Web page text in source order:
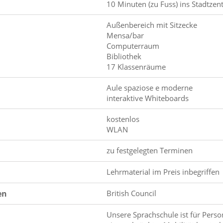
10 Minuten (zu Fuss) ins
Außenbereich mit Sitzecke
Mensa/bar
Computerraum
Bibliothek
17 Klassenräume
Aule spaziose e moderne
interaktive Whiteboards
kostenlos
WLAN
zu festgelegten Terminen
Lehrmaterial im Preis inbegriffen
British Council
Unsere Sprachschule ist für